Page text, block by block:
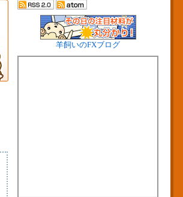
羊飼いのFXブログ